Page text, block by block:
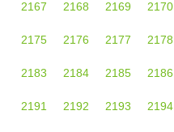
2167 2168 2169 2170
2175 2176 2177 2178
2183 2184 2185 2186
2191 2192 2193 2194